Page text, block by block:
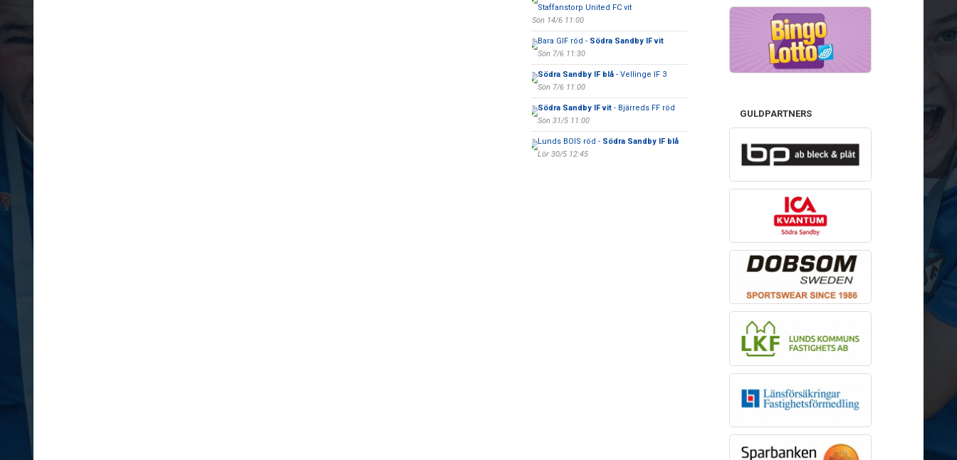
Staffanstorp United FC vit
Sön 14/6 11:00
Bara GIF röd - Södra Sandby IF vit
Sön 7/6 11:30
Södra Sandby IF blå- Vellinge IF 3
Sön 7/6 11:00
Södra Sandby IF vit- Bjärreds FF röd
Sön 31/5 11:00
Lunds BOIS röd - Södra Sandby IF blå
Lör 30/5 12:45
GULDPARTNERS